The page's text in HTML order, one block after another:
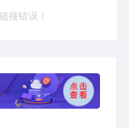
接错误！